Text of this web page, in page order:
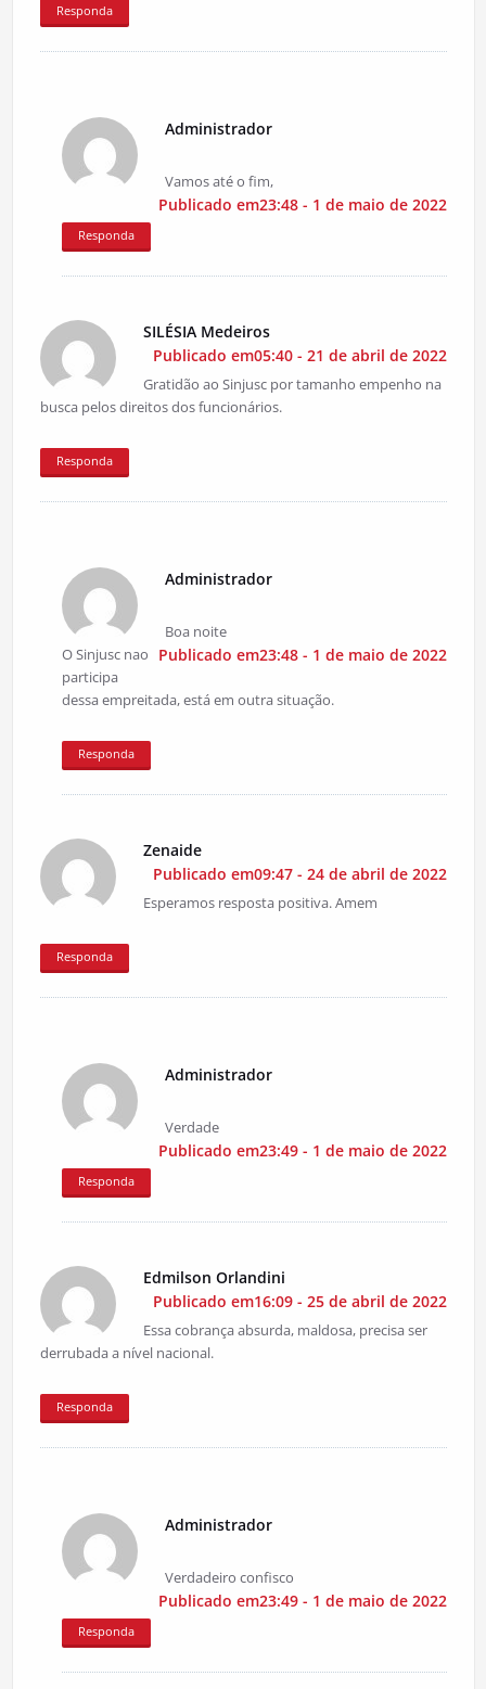
Responda
Administrador
Publicado em23:48 - 1 de maio de 2022
Vamos até o fim,
Responda
SILÉSIA Medeiros
Publicado em05:40 - 21 de abril de 2022
Gratidão ao Sinjusc por tamanho empenho na
busca pelos direitos dos funcionários.
Responda
Administrador
Publicado em23:48 - 1 de maio de 2022
Boa noite
O Sinjusc nao
participa
dessa empreitada, está em outra situação.
Responda
Zenaide
Publicado em09:47 - 24 de abril de 2022
Esperamos resposta positiva. Amem
Responda
Administrador
Publicado em23:49 - 1 de maio de 2022
Verdade
Responda
Edmilson Orlandini
Publicado em16:09 - 25 de abril de 2022
Essa cobrança absurda, maldosa, precisa ser
derrubada a nível nacional.
Responda
Administrador
Publicado em23:49 - 1 de maio de 2022
Verdadeiro confisco
Responda